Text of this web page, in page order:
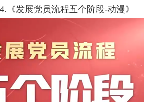
发展党员流程五个阶段-动漫》